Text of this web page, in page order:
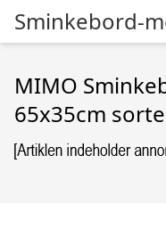
Sminkebord-
MIMO
65x35cm